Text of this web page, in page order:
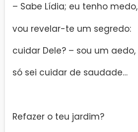
– Sabe Lídia; eu tenho medo,
vou revelar-te um segredo:
cuidar Dele? – sou um aedo,
só sei cuidar de saudade…
Refazer o teu jardim?